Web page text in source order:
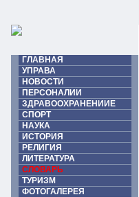
ГЛАВНАЯ
УПРАВА
НОВОСТИ
ПЕРСОНАЛИИ
ЗДРАВООХРАНЕНИИЕ
СПОРТ
НАУКА
ИСТОРИЯ
РЕЛИГИЯ
ЛИТЕРАТУРА
СЛОВАРЬ
ТУРИЗМ
ФОТОГАЛЕРЕЯ